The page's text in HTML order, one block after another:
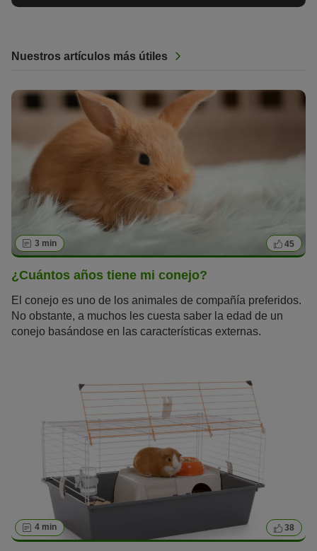
Nuestros artículos más útiles
3 min 45
¿Cuántos años tiene mi conejo?
El conejo es uno de los animales de compañía preferidos.
No obstante, a muchos les cuesta saber la edad de un
conejo basándose en las características externas.
4 min 38